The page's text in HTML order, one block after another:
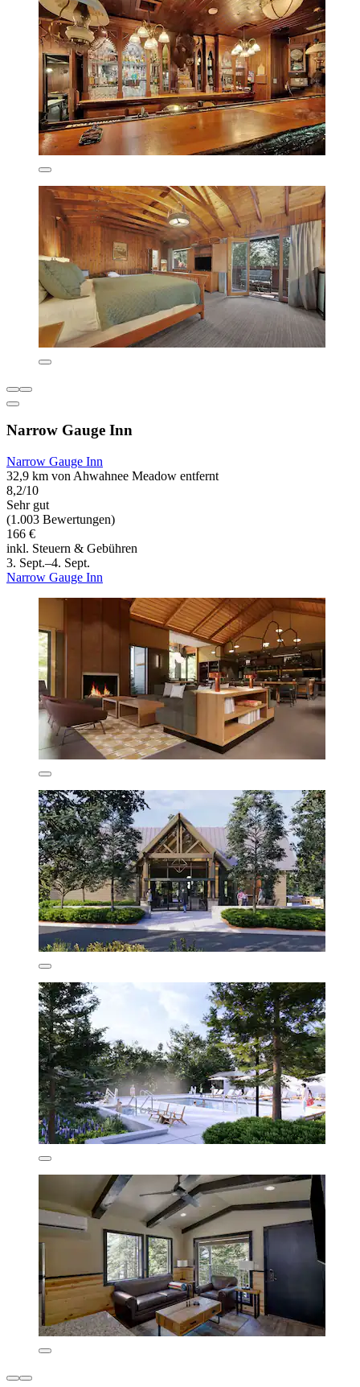
Narrow Gauge Inn
Narrow Gauge Inn
32,9 km von Ahwahnee Meadow entfernt
8,2/10
Sehr gut
(1.003 Bewertungen)
166 €
inkl. Steuern & Gebühren
3. Sept.–4. Sept.
Narrow Gauge Inn